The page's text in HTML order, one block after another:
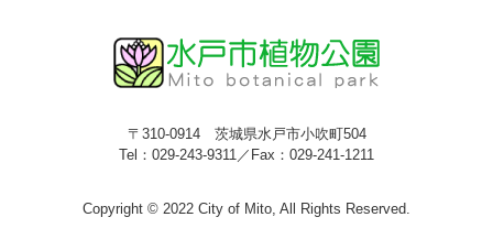
〒310-0914 茨城県水戸市小吹町504
Tel：029-243-9311／Fax：029-241-1211
Copyright © 2022 City of Mito, All Rights Reserved.